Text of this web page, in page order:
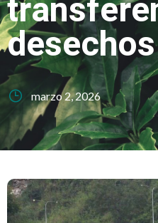
marzo 2, 2026